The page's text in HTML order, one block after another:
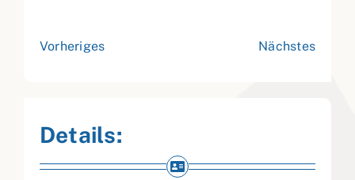
Vorheriges Nächstes
Details: